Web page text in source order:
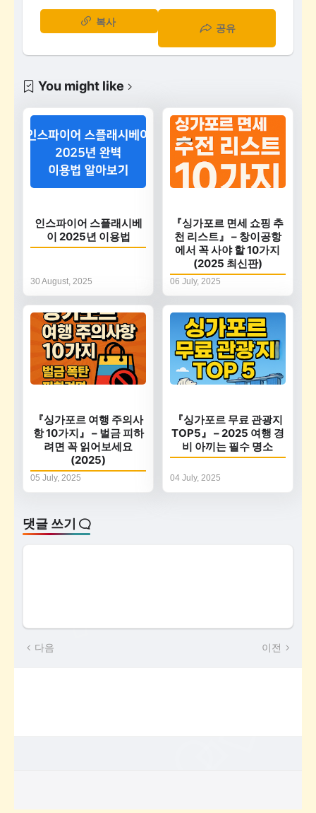
복사
공유
You might like
인스파이어 스플래시베
이 2025년 이용법
30 August, 2025
『싱가포르 면세 쇼핑 추
천 리스트』 – 창이공항
에서 꼭 사야 할 10가지
(2025 최신판)
06 July, 2025
『싱가포르 여행 주의사
항 10가지』 – 벌금 피하
려면 꼭 읽어보세요
(2025)
05 July, 2025
『싱가포르 무료 관광지
TOP5』 – 2025 여행 경
비 아끼는 필수 명소
04 July, 2025
댓글 쓰기
다음 이전